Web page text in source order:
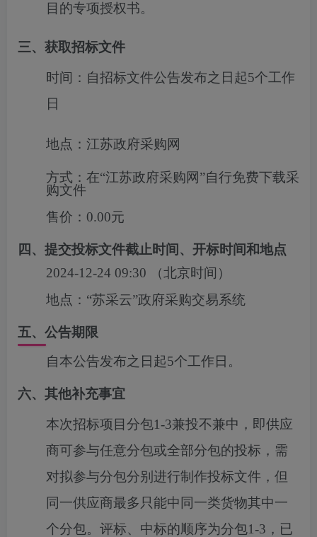
目的专项授权书。
三、获取招标文件
时间： 自招标文件公告发布之日起5个工作
日
地点： 江苏政府采购网
方式： 在“江苏政府采购网”自行免费下载采
购文件
售价： 0.00元
四、提交投标文件截止时间、开标时间和地点
2024-12-24 09:30 （北京时间）
地点： “苏采云”政府采购交易系统
五、公告期限
自本公告发布之日起5个工作日。
六、其他补充事宜
本次招标项目分包1-3兼投不兼中，即供应
商可参与任意分包或全部分包的投标，需
对拟参与分包分别进行制作投标文件，但
同一供应商最多只能中同一类货物其中一
个分包。评标、中标的顺序为分包1-3 ， 已